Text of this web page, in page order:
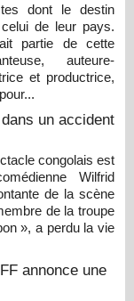
dont le destin
de leur pays.
partie de cette
auteure-
et productrice,
un accident
congolais est
Wilfrid
de la scène
de la troupe
», a perdu la vie
annonce une